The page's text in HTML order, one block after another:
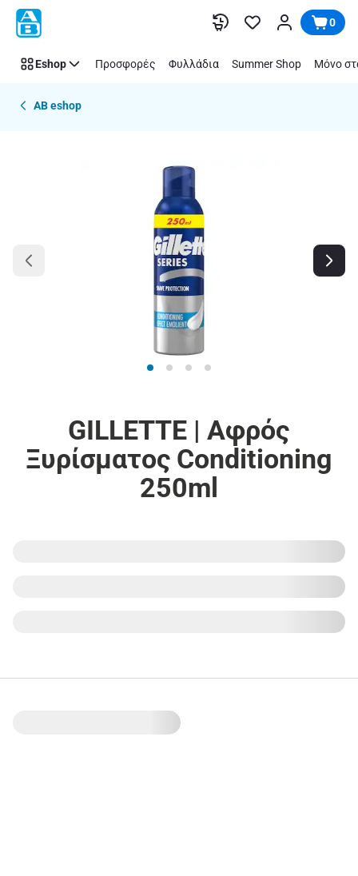
Παράλειψη 0
Eshop Προσφορές Φυλλάδια Summer Shop Μόνο
AB eshop
GILLETTE | Αφρός
Ξυρίσματος Conditioning
250ml